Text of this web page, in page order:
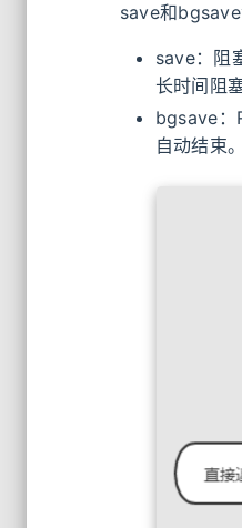
save和
save：阻
长时间阻
bgsave：
自动结束